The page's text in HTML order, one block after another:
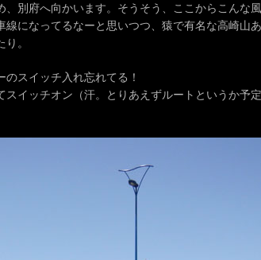
、別府へ向かいます。そうそう、ここからこんな
線になってるなーと思いつつ、猿で有名な高崎山
。
のスイッチ入れ忘れてる！
スイッチオン（汗。とりあえずルートというか予